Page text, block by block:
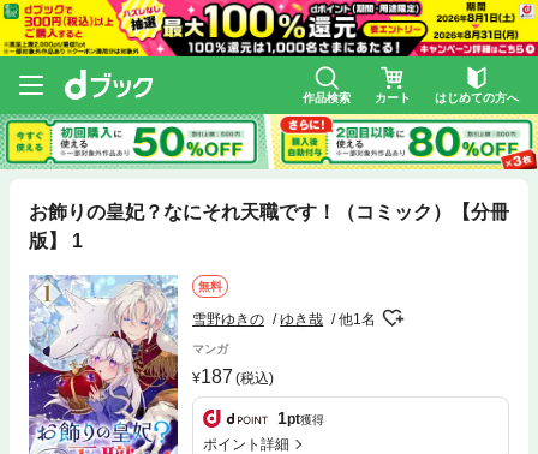
作品検索 カート はじめての方へ
お飾りの皇妃？なにそれ天職です！（コミック）【分冊
版】 1
無料
雪野ゆきの ゆき哉 他1名
マンガ
187 (税込)
1pt獲得
ポイント詳細